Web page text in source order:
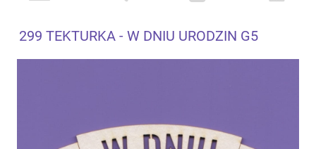
299 TEKTURKA - W DNIU URODZIN G5